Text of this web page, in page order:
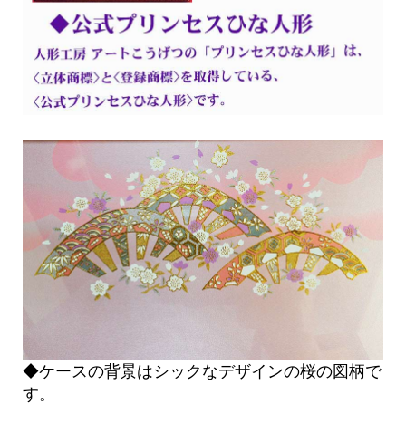
◆ケースの背景はシックなデザインの桜の図柄で
す。